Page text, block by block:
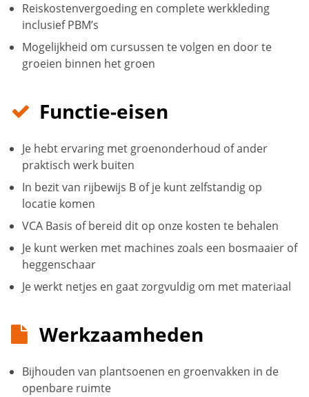
Reiskostenvergoeding en complete werkkleding
inclusief PBM’s
Mogelijkheid om cursussen te volgen en door te
groeien binnen het groen
Functie-eisen
Je hebt ervaring met groenonderhoud of ander
praktisch werk buiten
In bezit van rijbewijs B of je kunt zelfstandig op
locatie komen
VCA Basis of bereid dit op onze kosten te behalen
Je kunt werken met machines zoals een bosmaaier of
heggenschaar
Je werkt netjes en gaat zorgvuldig om met materiaal
Werkzaamheden
Bijhouden van plantsoenen en groenvakken in de
openbare ruimte